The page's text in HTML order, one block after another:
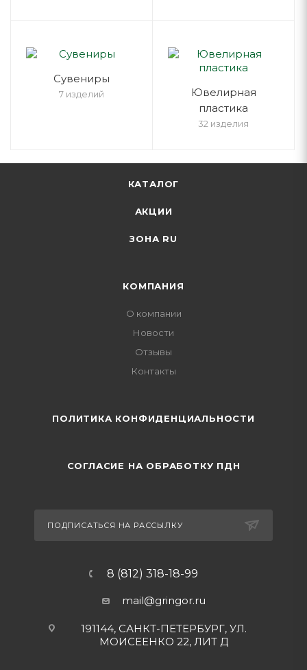
Cувениры
7 изделий
Ювелирная
пластика
32 изделия
КАТАЛОГ
АКЦИИ
ЗОНА RU
КОМПАНИЯ
О компании
Новости
Отзывы
Контакты
ПОЛИТИКА КОНФИДЕНЦИАЛЬНОСТИ
СОГЛАСИЕ НА ОБРАБОТКУ ПДН
ПОДПИСАТЬСЯ НА РАССЫЛКУ
8 (812) 318-18-99
mail@gringor.ru
191144, САНКТ-ПЕТЕРБУРГ, УЛ.
МОИСЕЕНКО 22, ЛИТ Д